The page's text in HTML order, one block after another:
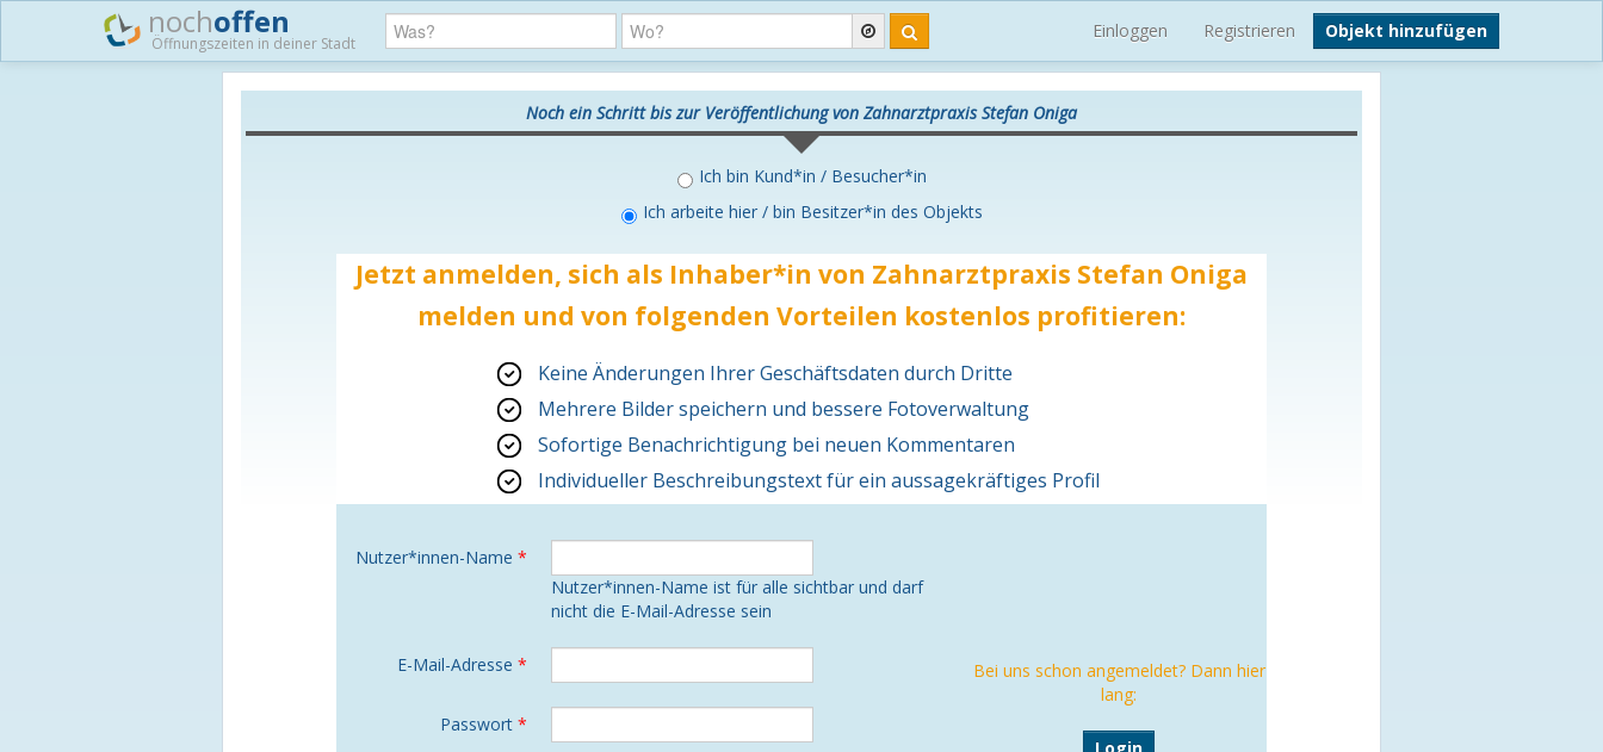
nochoffen
Öffnungszeiten in deiner Stadt
Einloggen Registrieren Objekt hinzufügen
Noch ein Schritt bis zur Veröffentlichung von Zahnarztpraxis Stefan Oniga
Ich bin Kund*in / Besucher*in
Ich arbeite hier / bin Besitzer*in des Objekts
Jetzt anmelden, sich als Inhaber*in von Zahnarztpraxis Stefan Oniga
melden und von folgenden Vorteilen kostenlos profitieren:
Keine Änderungen Ihrer Geschäftsdaten durch Dritte
Mehrere Bilder speichern und bessere Fotoverwaltung
Sofortige Benachrichtigung bei neuen Kommentaren
Individueller Beschreibungstext für ein aussagekräftiges Profil
Nutzer*innen-Name*
Nutzer*innen-Name ist für alle sichtbar und darf
nicht die E-Mail-Adresse sein
E-Mail-Adresse*
Passwort*
Bei uns schon angemeldet? Dann hier
lang: